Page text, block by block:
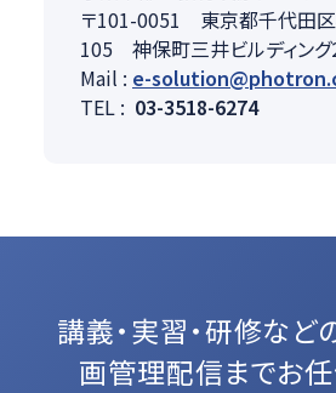
〒101-0051 東京都千代田
105 神保町三井ビルディン
Mail : e-
TEL : 03-3518-6274
講義・実習・研修など
画管理配信までお